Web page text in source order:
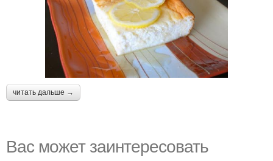
читать дальше →
Вас может заинтересовать